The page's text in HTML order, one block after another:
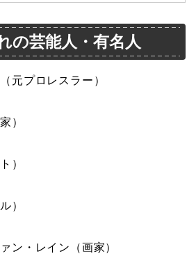
の芸能人・有名人
元プロレスラー）
）
）
）
ン・レイン（画家）